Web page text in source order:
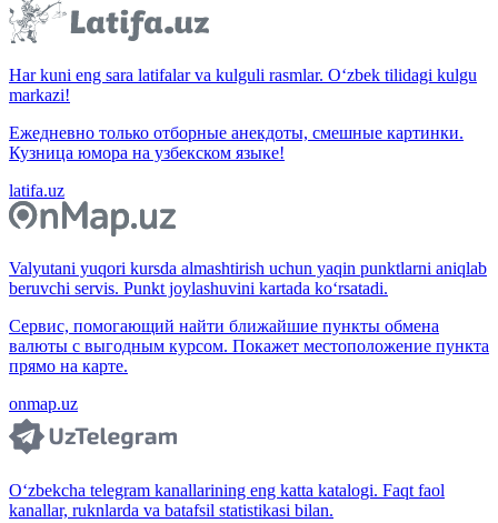
Har kuni eng sara latifalar va kulguli rasmlar. O‘zbek tilidagi kulgu
markazi!
Ежедневно только отборные анекдоты, смешные картинки.
Кузница юмора на узбекском языке!
latifa.uz
Valyutani yuqori kursda almashtirish uchun yaqin punktlarni aniqlab
beruvchi servis. Punkt joylashuvini kartada ko‘rsatadi.
Сервис, помогающий найти ближайшие пункты обмена
валюты с выгодным курсом. Покажет местоположение пункта
прямо на карте.
onmap.uz
O‘zbekcha telegram kanallarining eng katta katalogi. Faqt faol
kanallar, ruknlarda va batafsil statistikasi bilan.